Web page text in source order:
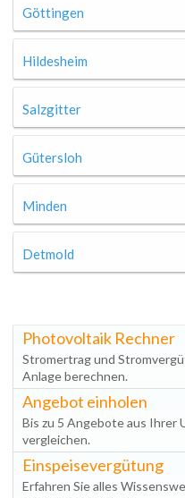
Göttingen
Hildesheim
Salzgitter
Gütersloh
Minden
Detmold
Photovoltaik Rechner
Stromertrag und
Anlage berechnen.
Angebot einholen
Bis zu 5 Angebote aus Ihrer
vergleichen.
Einspeisevergütung
Erfahren Sie alles